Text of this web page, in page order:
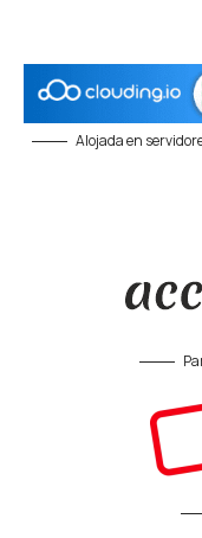
Alojada en